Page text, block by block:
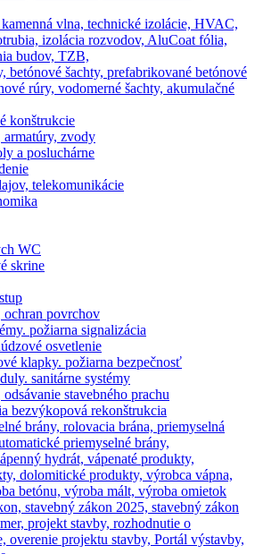
vlna, technické izolácie, HVAC,
izolácia rozvodov, AluCoat fólia,
budov, TZB,
betónové šachty, prefabrikované betónové
rúry, vodomerné šachty, akumulačné
konštrukcie
armatúry, zvody
a posluchárne
telekomunikácie
WC
skrine
ochran povrchov
požiarna signalizácia
osvetlenie
klapky. požiarna bezpečnosť
sanitárne systémy
stavebného prachu
bezvýkopová rekonštrukcia
brány, rolovacia brána, priemyselná
priemyselné brány,
hydrát, vápenaté produkty,
dolomitické produkty, výrobca vápna,
betónu, výroba mált, výroba omietok
stavebný zákon 2025, stavebný zákon
projekt stavby, rozhodnutie o
overenie projektu stavby, Portál výstavby,